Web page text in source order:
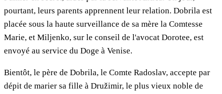
pourtant, leurs parents apprennent leur relation. Dobrila est
placée sous la haute surveillance de sa mère la Comtesse
Marie, et Miljenko, sur le conseil de l'avocat Dorotee, est
envoyé au service du Doge à Venise.
Bientôt, le père de Dobrila, le Comte Radoslav, accepte par
dépit de marier sa fille à Družimir, le plus vieux noble de